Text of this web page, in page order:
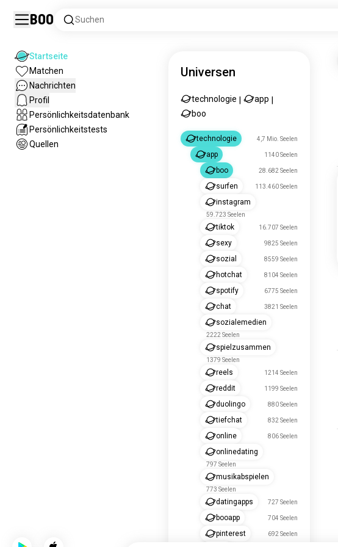
Boo Suchen
Startseite
Matchen
Nachrichten
Profil
Persönlichkeitsdatenbank
Persönlichkeitstests
Quellen
Universen
technologie app
boo
technologie 4,7 Mio. Seelen
app 1140 Seelen
boo 28.682 Seelen
surfen 113.460 Seelen
instagram
59.723 Seelen
tiktok 16.707 Seelen
sexy 9825 Seelen
sozial 8559 Seelen
hotchat 8104 Seelen
spotify 6775 Seelen
chat 3821 Seelen
sozialemedien
2222 Seelen
spielzusammen
1379 Seelen
reels 1214 Seelen
reddit 1199 Seelen
duolingo 880 Seelen
tiefchat 832 Seelen
online 806 Seelen
onlinedating
797 Seelen
musikabspielen
773 Seelen
datingapps 727 Seelen
booapp 704 Seelen
pinterest 692 Seelen